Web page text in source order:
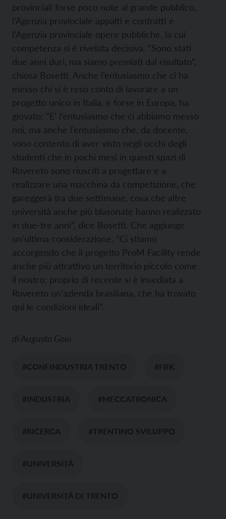
provinciali forse poco note al grande pubblico,
l’Agenzia provinciale appalti e contratti e
l’Agenzia provinciale opere pubbliche, la cui
competenza si è rivelata decisiva. “Sono stati
due anni duri, ma siamo premiati dal risultato”,
chiosa Bosetti. Anche l’entusiasmo che ci ha
messo chi si è reso conto di lavorare a un
progetto unico in Italia, e forse in Europa, ha
giovato: “E’ l’entusiasmo che ci abbiamo messo
noi, ma anche l’entusiasmo che, da docente,
sono contento di aver visto negli occhi degli
studenti che in pochi mesi in questi spazi di
Rovereto sono riusciti a progettare e a
realizzare una macchina da competizione, che
gareggerà tra due settimane, cosa che altre
università anche più blasonate hanno realizzato
in due-tre anni”, dice Bosetti. Che aggiunge
un’ultima considerazione. “Ci stiamo
accorgendo che il progetto ProM Facility rende
anche più attrattivo un territorio piccolo come
il nostro: proprio di recente si è insediata a
Rovereto un’azienda brasiliana, che ha trovato
qui le condizioni ideali”.
diAugusto Goio
#CONFINDUSTRIA TRENTO #FBK
#INDUSTRIA #MECCATRONICA
#RICERCA #TRENTINO SVILUPPO
#UNIVERSITÀ
#UNIVERSITÀ DI TRENTO